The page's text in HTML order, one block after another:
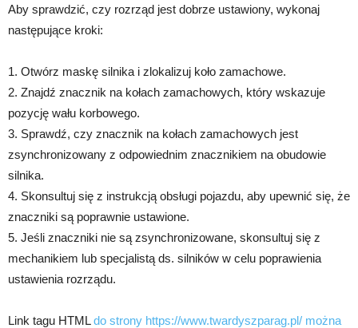
Aby sprawdzić, czy rozrząd jest dobrze ustawiony, wykonaj
następujące kroki:
1. Otwórz maskę silnika i zlokalizuj koło zamachowe.
2. Znajdź znacznik na kołach zamachowych, który wskazuje
pozycję wału korbowego.
3. Sprawdź, czy znacznik na kołach zamachowych jest
zsynchronizowany z odpowiednim znacznikiem na obudowie
silnika.
4. Skonsultuj się z instrukcją obsługi pojazdu, aby upewnić się, że
znaczniki są poprawnie ustawione.
5. Jeśli znaczniki nie są zsynchronizowane, skonsultuj się z
mechanikiem lub specjalistą ds. silników w celu poprawienia
ustawienia rozrządu.
Link tagu HTMLdo strony https://www.twardyszparag.pl/ można